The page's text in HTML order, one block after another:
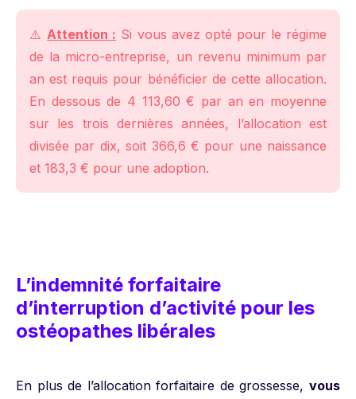
⚠️Attention : Si vous avez opté pour le régime
de la micro-entreprise, un revenu minimum par
an est requis pour bénéficier de cette allocation.
En dessous de 4 113,60 € par an en moyenne
sur les trois dernières années, l’allocation est
divisée par dix, soit 366,6 € pour une naissance
et 183,3 € pour une adoption.
L’indemnité forfaitaire
d’interruption d’activité pour les
ostéopathes libérales
En plus de l’allocation forfaitaire de grossesse, vous